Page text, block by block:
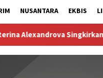
NUSANTARA EKBIS
Aryna Sabalenka di